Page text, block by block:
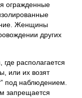
огражденные
Женщины
других
располагается
или их возят
под наблюдением.
запрещается